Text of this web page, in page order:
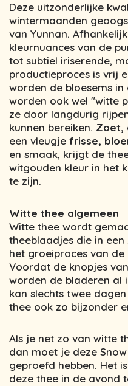
Deze uitzonderlijke
wintermaanden
van Yunnan.
kleurnuances van de
tot subtiel iriserende,
productieproces is vrij
worden de bloesems
worden ook wel "witte
ze door langdurig
kunnen bereiken. Zoet,
een vleugje frisse,
en smaak, krijgt de
witgouden kleur in het
te zijn.
Witte thee algemeen
Witte thee wordt
theeblaadjes die in
het groeiproces van
Voordat de knopjes
worden de bladeren al
kan slechts twee
thee ook zo bijzonder
Als je net zo van witte
dan moet je deze
geproefd hebben. Het
deze thee in de avond